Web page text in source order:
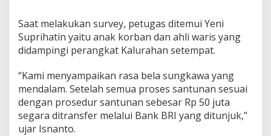
Saat melakukan survey, petugas ditemui Yeni
Suprihatin yaitu anak korban dan ahli waris yang
didampingi perangkat Kalurahan setempat.
“Kami menyampaikan rasa bela sungkawa yang
mendalam. Setelah semua proses santunan sesuai
dengan prosedur santunan sebesar Rp 50 juta
segara ditransfer melalui Bank BRI yang ditunjuk,”
ujar Isnanto.